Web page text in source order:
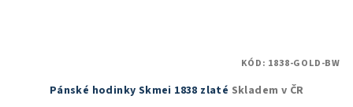
Pánské hodinky Skmei 1838 zlaté Skladem v ČR
KÓD: 1838-GOLD-BW